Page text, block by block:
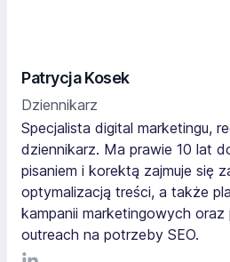
Patrycja Kosek
Dziennikarz
Specjalista digital marketingu,
dziennikarz. Ma prawie 10 lat
pisaniem i korektą zajmuje się
optymalizacją treści, a także
kampanii marketingowych
outreach na potrzeby SEO.